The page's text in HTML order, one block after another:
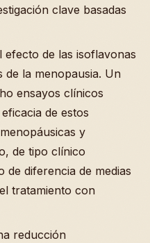
clave basadas
efecto de las isoflavonas
la menopausia. Un
ensayos clínicos
de estos
y
de tipo clínico
de diferencia de medias
tratamiento con
reducción